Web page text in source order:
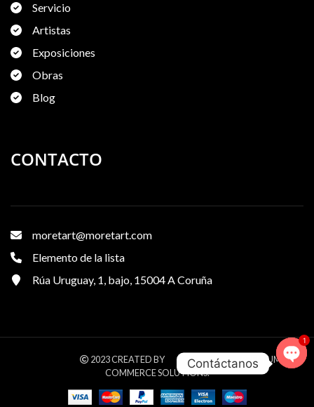
Servicio
Artistas
Exposiciones
Obras
Blog
CONTACTO
moretart@moretart.com
Elemento de la lista
Rúa Uruguay, 1, bajo, 15004 A Coruña
2023 CREATED BY XTEMOS STUDIO. PREMIUM E-
COMMERCE SOLUTIONS.
Contáctanos
1